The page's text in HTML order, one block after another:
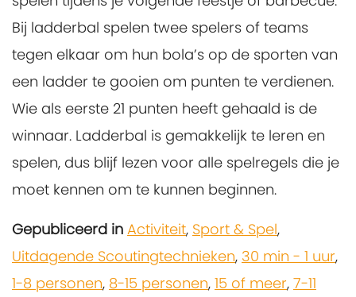
Bij ladderbal spelen twee spelers of teams
tegen elkaar om hun bola’s op de sporten van
een ladder te gooien om punten te verdienen.
Wie als eerste 21 punten heeft gehaald is de
winnaar. Ladderbal is gemakkelijk te leren en
spelen, dus blijf lezen voor alle spelregels die je
moet kennen om te kunnen beginnen.
Gepubliceerd in Activiteit, Sport & Spel,
Uitdagende Scoutingtechnieken, 30 min - 1 uur,
1-8 personen, 8-15 personen, 15 of meer, 7-11